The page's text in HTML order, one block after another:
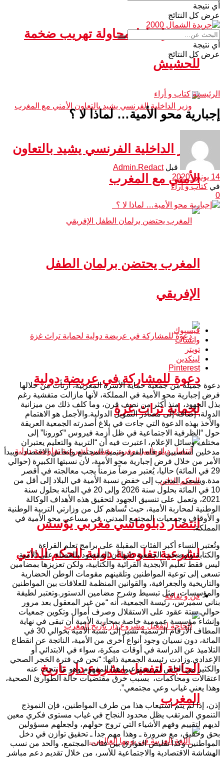
سبتة.. إحباط محاولة تهريب ضخمة
للحشيش
وزير الداخلية الفرنسي يشيد بالتعاون
الأمني مع المغرب
المغرب يحتضن برلمان الطفل
الإفريقي
دعوة للمشاركة في عريضة دولية
لحماية تراث غزة
انتصار دبلوماسي مغربي يؤسس
لشرعية تفاوضية دولية للحكم الذاتي
فن و ثقافة
الحاجة لتفعيل مشروع دار تاريخ
المغرب
أي نتيجة
عرض كل النتائج
أي نتيجة
عرض كل النتائج
الرئيسية كتاب و أراء
إجبارية محو الأمية… لماذا لا ؟
قبل Admin.Redact
14 يونيو، 2020
في كتاب و أراء
0
فيسبوك
واتساب
تويتر
لينكدين
Pinterest
دعوة جميلة من جمعية حماية الأسرة المغربية، ارتأت من خلالها
فرض إجبارية محو الأمية في المملكة، لأنها مازالت متفشية رغم
بذل الجهود، منذ أكثر من نصف قرن، وما كلف ذلك من ميزانية
الدولة، إضافة إلى مصادر التمويل الدولية.والأجمل هو الاهتمام
والأخذ بهذه الدعوة التي جاءت في بلاغ أصدرته الجمعية العريقة
حول “الظرفية الاجتماعية في ظل أزمة فيروس “كورونا” إلى
مختلف وسائل الإعلام، اعتبرت فيه أن “التربية والتعليم يعتبران
مدخلين أساسيين لرفاه الفرد وتنمية المجتمع وإنعاش الاقتصاد، ويبدأ
الأمر من خلال فرض إجبارية محو الأمية، لأن نسبتها الكبيرة (حوالي
29 في المائة) حاليا، يُعتبر مرضاً مزمناً يجب معالجته في أقصر
مدة.ويسعى المغرب إلى خفض نسبة الأمية في البلاد إلى أقل من
10 في المائة بحلول سنة 2026 وإلى 20 في المائة بحلول سنة
2021، وتعمل على تنسيق الجهود لتحقيق هذه الأهداف الوكالة
الوطنية لمحاربة الأمية، حيث تُساهم كل من وزارتي التربية الوطنية
و الأوقاف وجمعيات المجتمع المدني، في مساعي محو الأمية في
المملكة.
وتُعتبر النساء أكبر الفئات المقبلة على برامج تعلم القراءة
والكتابة.وأوضحت الجمعية ذاتها أن المقصود بالقضاء على الأمية
ليس فقط تعليم الأبجدية القرائية والكتابية، ولكن تعزيزها بمضامين
تسعى إلى توعية المواطنين وتلقينهم مقومات الوطن الحضارية
والتاريخية والجغرافية، والقوانين المنظمة للعلاقات بين المواطنين
والمؤسسات، مثل تبسيط وشرح مضامين الدستور.وتعتبر لطيفة
بناني سميرس، رئيسة الجمعية، أنه “من غير المعقول بعد مرور
حوالي ستة عقود على الاستقلال وصرف أموال وتكوين جمعيات
وإنشاء مؤسسة عمومية خاصة بمحاربة الأمية أن تبقى في نهاية
المطاف الأرقام الرسمية تشير إلى نسبة الأمية بحوالي 30 في
المائة، دون نسيان وجود أنواع أخرى من الأمية، الناتجة عن انقطاع
التلاميذ عن الدراسة في أوقات مبكرة، سواء في الابتدائي أو
الإعدادي.وزادت رئيسة الجمعية ذاتها: “نحن في فترة الحَجر الصحي
والكثير من الناس لم يستوعبوا هذا المفهوم وهو ما نتجت عنه
اعتقالات ومحاكمات، بسبب خرق مقتضيات حالة الطوارئ الصحية،
وهذا يعني غياب وعي مجتمعي”.
إذن، إذا لم يتم استيعاب هذا من طرف المواطنين، فإن النموذج
التنموي المرتقب يظل محدود النجاح في غياب مستوى فكري معين
لديهم لتقييم وفهم الأشياء التي تروج حولهم، ولجعلهم مسؤولين
بحق وحقيق، مع ضرورة ـ وهذا مهم جدا ـ تحقيق توازن في دخل
المواطنين وكذا تقليص الفوارق بين فئات المجتمع، والحد من نسب
الهشاشة الاقتصادية والاجتماعية للأسر، من خلال تقديم دعم مباشر